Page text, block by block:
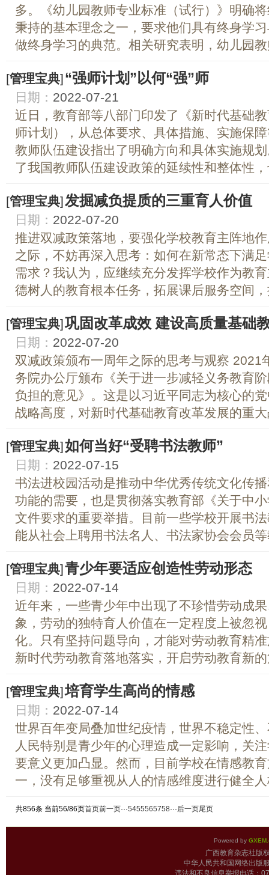
多。《幼儿园教师专业标准（试行）》明确
秉持的基本理念之一，要求他们具有终身学
做终身学习的典范。相关研究表明，幼儿园
[管理宝典]“强师计划”以何“强”师
日期： 2022-07-21
近日，教育部等八部门印发了《新时代基础
师计划），从总体要求、具体措施、实施保
教师队伍建设指出了明确方向和具体实施规
了我国教师队伍建设政策的延续性和整体性
[管理宝典]发掘减负提质的三重育人价值
日期： 2022-07-20
推进双减政策落地，要强化学校教育主阵地
之际，不妨再深入思考：如何在新常态下满
需求？我认为，应继续充分发挥学校作为教
德树人的教育根本任务，拓展课后服务空间
[管理宝典]巩固改革成效 建设高质量基础
日期： 2022-07-20
双减政策颁布一周年之际的思考与观察 2021
务院办公厅颁布《关于进一步减轻义务教育
负担的意见》。这是以习近平同志为核心的
战略高度，对新时代基础教育改革发展的重
[管理宝典]如何当好“受聘书法教师”
日期： 2022-07-15
书法进校园活动是推动中华优秀传统文化传
功能的需要，也是贯彻落实教育部《关于中
文件要求的重要举措。目前一些学校开展书
能从社会上聘用书法名人、书法家协会会员
[管理宝典]青少年要适应创造性劳动形态
日期： 2022-07-14
近年来，一些青少年中出现了不珍惜劳动成
象，劳动的独特育人价值在一定程度上被忽
化。只有坚持问题导向，才能对劳动教育精
新时代劳动教育落地落实，开启劳动教育新
[管理宝典]培育学生高尚的情感
日期： 2022-07-14
世界百年变局叠加世纪疫情，世界不稳定性
人民特别是青少年的心理造成一定影响，关
要意义更加凸显。然而，目前学校在情感教
一，没有足够重视从人的情感维度进行健全
共856条 当前56/86页首页前一页···5455565758···后一页尾页
Powered by
广西教育杂志
中华人民共和国网络出版
违法和不良信息举报电话：